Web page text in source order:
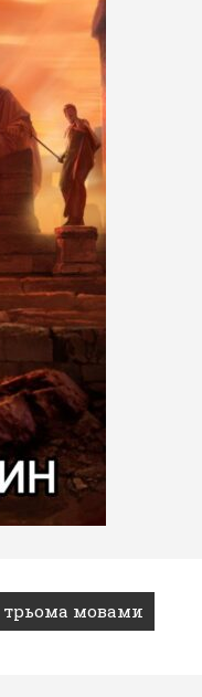
трьома мовами